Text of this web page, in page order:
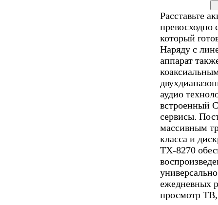
Расставьте
превосходно
который
Наряду с
аппарат
аудио
встроенный
сервисы.
массивным
класса и
TX-8270
ежедневных
просмотр